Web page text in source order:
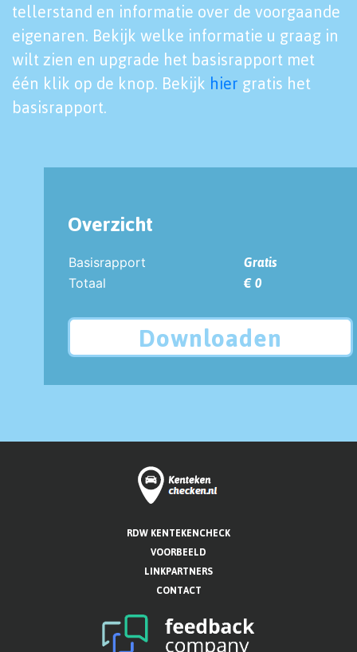
tellerstand en informatie over de voorgaande
eigenaren. Bekijk welke informatie u graag in
wilt zien en upgrade het basisrapport met
één klik op de knop. Bekijk hier gratis het
basisrapport.
Overzicht
Basisrapport
Gratis
Totaal
€ 0
Downloaden
RDW KENTEKENCHECK
VOORBEELD
LINKPARTNERS
CONTACT